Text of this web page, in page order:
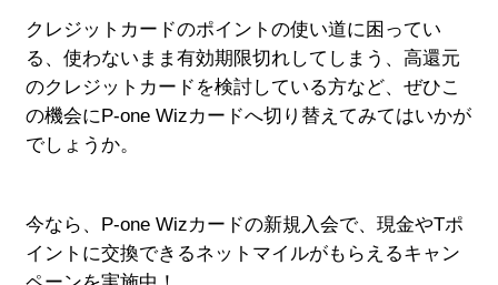
クレジットカードのポイントの使い道に困ってい
る、使わないまま有効期限切れしてしまう、高還元
のクレジットカードを検討している方など、ぜひこ
の機会にP-one Wizカードへ切り替えてみてはいかが
でしょうか。
今なら、P-one Wizカードの新規入会で、現金やTポ
イントに交換できるネットマイルがもらえるキャン